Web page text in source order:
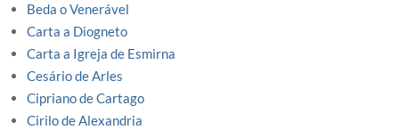
Beda o Venerável
Carta a Diogneto
Carta a Igreja de Esmirna
Cesário de Arles
Cipriano de Cartago
Cirilo de Alexandria